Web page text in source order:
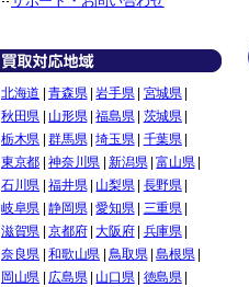
北海道 |青森県|岩手県| 宮城県|
秋田県
山形県|福島県| 茨城県|
栃木県 |群馬県|埼玉県| 千葉県|
東京都 |神奈川県 |新潟県|富山県|
石川県 |福井県| 山梨県| 長野県|
岐阜県 |静岡県|愛知県| 三重県|
滋賀県 |京都府|大阪府| 兵庫県|
奈良県 |和歌山県 |鳥取県|島根県|
岡山県
広島県| 山口県| 徳島県|